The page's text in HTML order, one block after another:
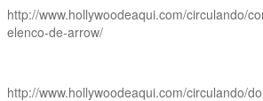
http://www.hollywoodeaqui.com/circulando/
elenco-de-arrow/
http://www.hollywoodeaqui.com/circulando/